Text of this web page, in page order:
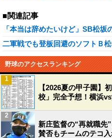
■関連記事
「本当は辞めたいけど」SB松
二軍戦でも登板回避のソフトＢ
野球のアクセスランキング
【2026夏の甲子園】
校」完全予想！横浜
1
新庄監督の“再就職先
賛否もチームのテコ
2